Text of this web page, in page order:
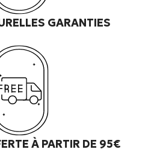
GARANTIES
À PARTIR DE 95€